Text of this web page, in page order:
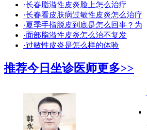
·长春脂溢性皮炎脸上怎么治疗
·长春看皮肤病过敏性皮炎怎么治疗
·夏季手指脱皮到底是怎么回事？为
·面部脂溢性皮炎怎么治不复发
·过敏性皮炎是怎么样的体验
推荐今日坐诊医师更多>>